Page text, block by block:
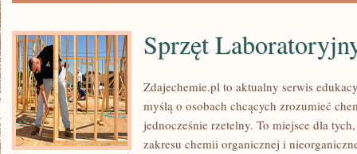
Sprzęt
Zdajechemie.pl to aktualny serwis
myślą o osobach chcących zrozumieć
jednocześnie rzetelny. To miejsce dla
zakresu chemii organicznej i